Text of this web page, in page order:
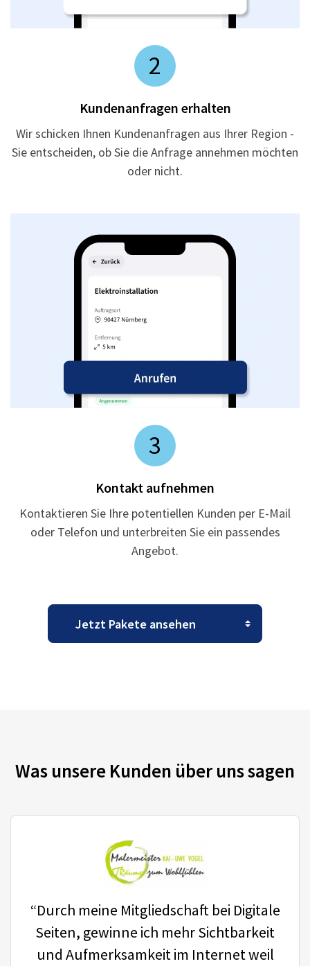
2
Kundenanfragen erhalten
Wir schicken Ihnen Kundenanfragen aus Ihrer Region -
Sie entscheiden, ob Sie die Anfrage annehmen möchten
oder nicht.
3
Kontakt aufnehmen
Kontaktieren Sie Ihre potentiellen Kunden per E-Mail
oder Telefon und unterbreiten Sie ein passendes
Angebot.
Was unsere Kunden über uns sagen
“Durch meine Mitgliedschaft bei Digitale
Seiten, gewinne ich mehr Sichtbarkeit
und Aufmerksamkeit im Internet weil